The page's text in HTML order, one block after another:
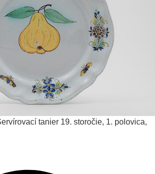
tanier 19. storočie, 1. polovica,